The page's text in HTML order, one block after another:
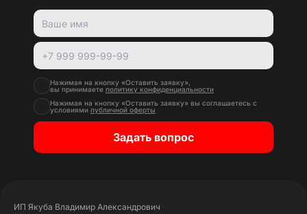
Нажимая на кнопку «Оставить заявку»,
вы принимаете политику конфиденциальности
Нажимая на кнопку «Оставить заявку» вы соглашаетесь с
условиями публичной оферты
Задать вопрос
ИП Якуба Владимир Александрович